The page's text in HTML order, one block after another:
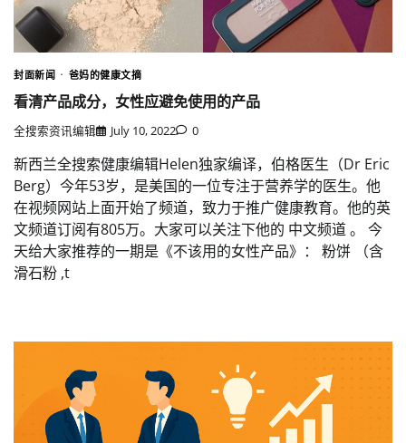
封面新闻 爸妈的健康文摘
看清产品成分，女性应避免使用的产品
全搜索资讯编辑 July 10, 2022 0
新西兰全搜索健康编辑Helen独家编译，伯格医生（Dr Eric
Berg）今年53岁，是美国的一位专注于营养学的医生。他
在视频网站上面开始了频道，致力于推广健康教育。他的英
文频道订阅有805万。大家可以关注下他的 中文频道 。 今
天给大家推荐的一期是《不该用的女性产品》： 粉饼 （含
滑石粉 ,t